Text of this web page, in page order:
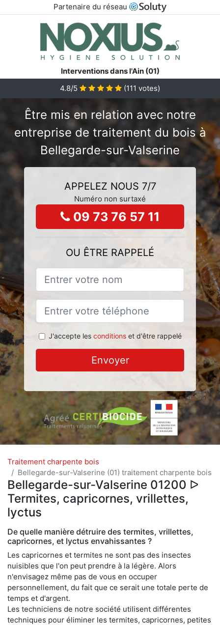
Partenaire du réseau
Interventions dans l'Ain (01)
4.8/5
(111 votes)
Être mis en relation avec notre
entreprise de traitement du bois à
Bellegarde-sur-Valserine
APPELEZ NOUS 7/7
Numéro non surtaxé
09 73 76 57 11
OU ÊTRE RAPPELÉ
J'accepte les conditionset d'être rappelé
Envoyer
Traitement charpente bois
Bellegarde-sur-Valserine (01) traitement charpente bois
Bellegarde-sur-Valserine 01200 ᐅ
Termites, capricornes, vrillettes,
lyctus
De quelle manière détruire des termites, vrillettes,
capricornes, et lyctus envahissantes ?
Les capricornes et termites ne sont pas des insectes
nuisibles que l'on peut prendre à la légère. Alors
n'envisagez même pas de vous en occuper
personnellement, du fait que ce serait une totale perte de
temps et d'argent.
Les techniciens de notre société utilisent différentes
techniques pour éliminer les termites, capricornes, petites